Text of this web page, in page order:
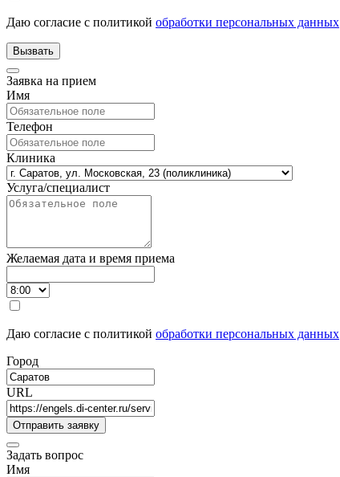
Даю согласие с политикой обработки персональных данных
Заявка на прием
Имя
Телефон
Клиника
Услуга/специалист
Желаемая дата и время приема
Даю согласие с политикой обработки персональных данных
Город
URL
Задать вопрос
Имя